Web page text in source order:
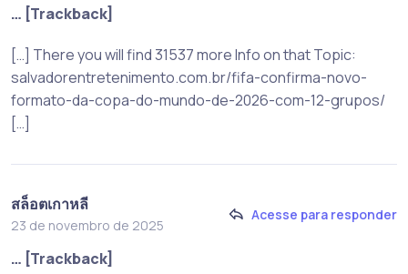
… [Trackback]
[…] There you will find 31537 more Info on that Topic:
salvadorentretenimento.com.br/fifa-confirma-novo-
formato-da-copa-do-mundo-de-2026-com-12-grupos/
[…]
สล็อตเกาหลี
23 de novembro de 2025
Acesse para responder
… [Trackback]